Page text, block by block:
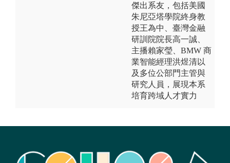
傑出系友，包括美國
朱尼亞塔學院終身教
授王為中、臺灣金融
研訓院院長高一誠、
主播賴家瑩、BMW 商
業智能經理洪煜清以
及多位公部門主管與
研究人員，展現本系
培育跨域人才實力